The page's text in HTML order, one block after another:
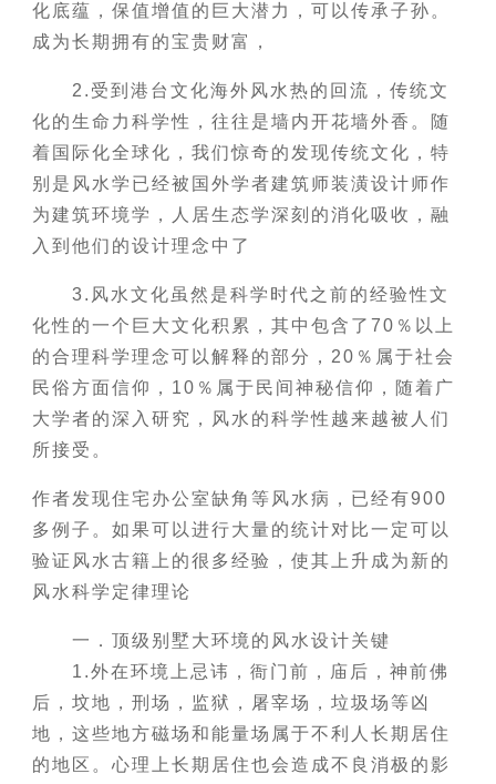
化底蕴，保值增值的巨大潜力，可以传承子孙。
成为长期拥有的宝贵财富，
2.受到港台文化海外风水热的回流，传统文
化的生命力科学性，往往是墙内开花墙外香。随
着国际化全球化，我们惊奇的发现传统文化，特
别是风水学已经被国外学者建筑师装潢设计师作
为建筑环境学，人居生态学深刻的消化吸收，融
入到他们的设计理念中了
3.风水文化虽然是科学时代之前的经验性文
化性的一个巨大文化积累，其中包含了70％以上
的合理科学理念可以解释的部分，20％属于社会
民俗方面信仰，10％属于民间神秘信仰，随着广
大学者的深入研究，风水的科学性越来越被人们
所接受。
作者发现住宅办公室缺角等风水病，已经有900
多例子。如果可以进行大量的统计对比一定可以
验证风水古籍上的很多经验，使其上升成为新的
风水科学定律理论
一．顶级别墅大环境的风水设计关键
1.外在环境上忌讳，衙门前，庙后，神前佛
后，坟地，刑场，监狱，屠宰场，垃圾场等凶
地，这些地方磁场和能量场属于不利人长期居住
的地区。心理上长期居住也会造成不良消极的影